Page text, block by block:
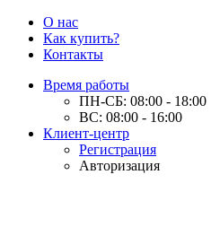
О нас
Как купить?
Контакты
Время работы
ПН-СБ: 08:00 - 18:00
ВС: 08:00 - 16:00
Клиент-центр
Регистрация
Авторизация